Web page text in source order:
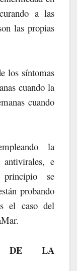
a las
las propias
los síntomas
cuando la
cuando
la
antivirales, e
se
probando
el caso del
DE LA